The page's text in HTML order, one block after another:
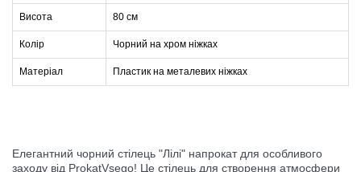
Висота 80 см
Колір Чорний на хром ніжках
Матеріал Пластик на металевих ніжках
Елегантний чорний стілець "Лілі" напрокат для особливого
заходу від ProkatVsego! Це стілець для створення атмосфери